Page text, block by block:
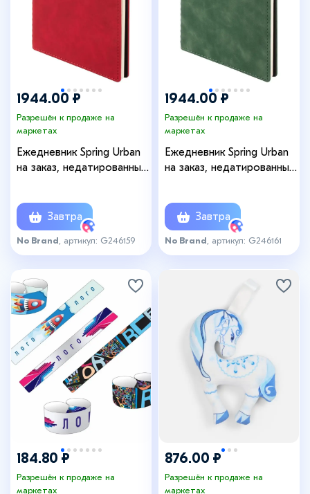
1944.00 ₽
Разрешён к продаже на
маркетах
Ежедневник Spring Urban
на заказ, недатированный,
Завтра
No Brand , артикул: G246159
1944.00 ₽
Разрешён к продаже на
маркетах
Ежедневник Spring Urban
на заказ, недатированный,
Завтра
No Brand , артикул: G246161
184.80 ₽
Разрешён к продаже на
маркетах
876.00 ₽
Разрешён к продаже на
маркетах